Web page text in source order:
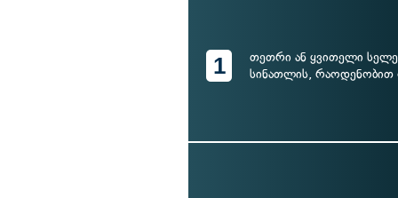
1
თეთრი ან ყვითელი
სინათლის,